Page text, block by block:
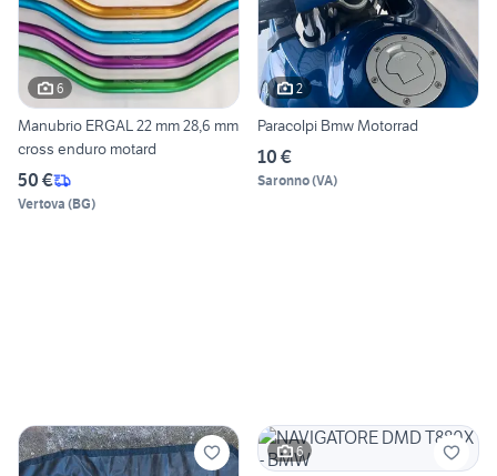
6
Manubrio ERGAL 22 mm 28,6 mm
cross enduro motard
50 €
Vertova (BG)
2
Paracolpi Bmw Motorrad
10 €
Saronno(VA)
6